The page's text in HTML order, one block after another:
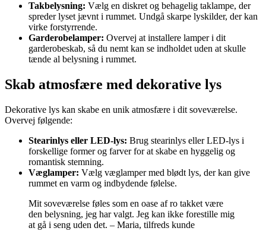
Takbelysning: Vælg en diskret og behagelig taklampe, der
spreder lyset jævnt i rummet. Undgå skarpe lyskilder, der kan
virke forstyrrende.
Garderobelamper: Overvej at installere lamper i dit
garderobeskab, så du nemt kan se indholdet uden at skulle
tænde al belysning i rummet.
Skab atmosfære med dekorative lys
Dekorative lys kan skabe en unik atmosfære i dit soveværelse.
Overvej følgende:
Stearinlys eller LED-lys: Brug stearinlys eller LED-lys i
forskellige former og farver for at skabe en hyggelig og
romantisk stemning.
Væglamper: Vælg væglamper med blødt lys, der kan give
rummet en varm og indbydende følelse.
Mit soveværelse føles som en oase af ro takket være
den belysning, jeg har valgt. Jeg kan ikke forestille mig
at gå i seng uden det. – Maria, tilfreds kunde